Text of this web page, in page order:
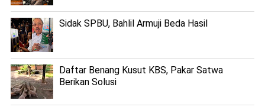
Sidak SPBU, Bahlil Armuji Beda Hasil
Daftar Benang Kusut KBS, Pakar Satwa
Berikan Solusi